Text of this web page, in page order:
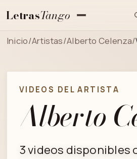
LetrasTango
Inicio/Artistas/Alberto Celenza/
VIDEOS DEL ARTISTA
Alberto
3 videos disponibles